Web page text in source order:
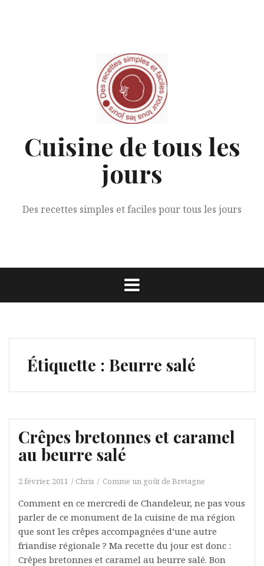
Cuisine de tous les
jours
Des recettes simples et faciles pour tous les jours
Étiquette : Beurre salé
Crêpes bretonnes et caramel
au beurre salé
2 février, 2011 Chris Comme un goût de Bretagne
Comment en ce mercredi de Chandeleur, ne pas vous
parler de ce monument de la cuisine de ma région
que sont les crêpes accompagnées d’une autre
friandise régionale ? Ma recette du jour est donc :
Crêpes bretonnes et caramel au beurre salé. Bon